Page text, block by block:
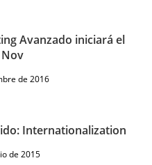
Avanzado iniciará el
de 2016
Internationalization
de 2015